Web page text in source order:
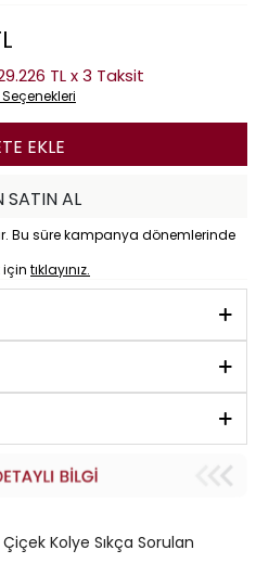
TL x 3 Taksit
EKLE
SATIN AL
Bu süre kampanya dönemlerinde
için tıklayınız.
Kolye Sıkça Sorulan